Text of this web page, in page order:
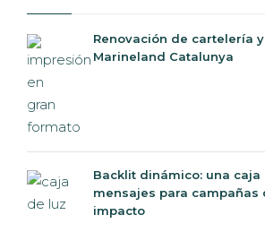
Renovación de cartelería
Marineland Catalunya
Backlit dinámico: una caja
mensajes para campañas
impacto